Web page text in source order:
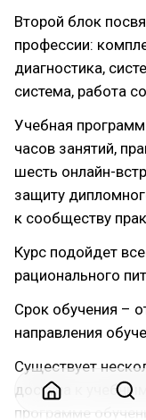
Второй блок
профессии:
диагностика,
система, работа
Учебная
часов занятий,
шесть онлайн-
защиту
к сообществу
Курс подойдет
рационального
Срок обучения –
направления
Существует
доступа к
программе